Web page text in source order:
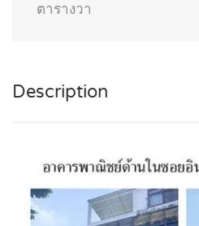
ตารางวา
Description